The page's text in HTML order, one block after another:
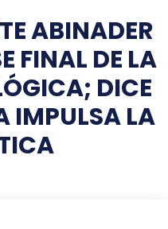
ABINADER
FINAL DE LA
DICE
IMPULSA LA